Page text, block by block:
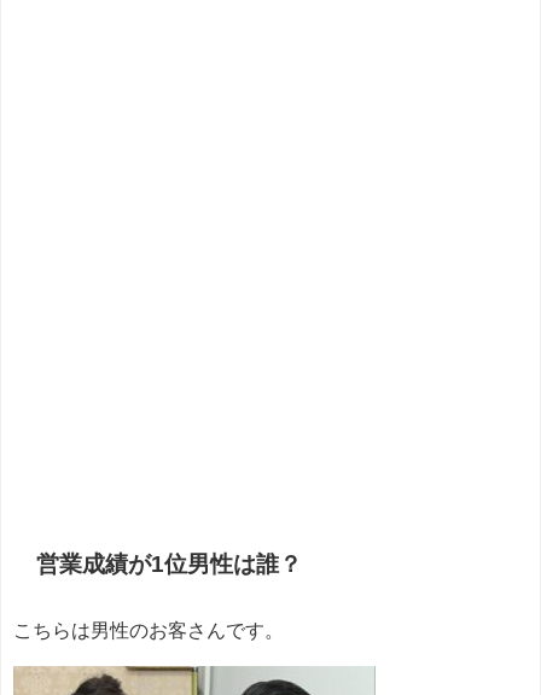
営業成績が1位男性は誰？
こちらは男性のお客さんです。